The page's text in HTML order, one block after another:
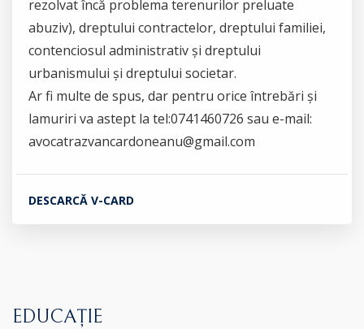
rezolvat încă problema terenurilor preluate
abuziv), dreptului contractelor, dreptului familiei,
contenciosul administrativ și dreptului
urbanismului și dreptului societar.
Ar fi multe de spus, dar pentru orice întrebări și
lamuriri va astept la tel:0741460726 sau e-mail:
avocatrazvancardoneanu@gmail.com
DESCARCĂ V-CARD
EDUCAȚIE